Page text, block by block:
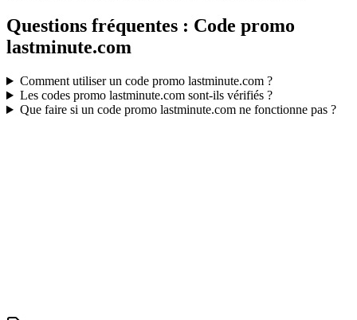
Questions fréquentes : Code promo
lastminute.com
Comment utiliser un code promo lastminute.com?
Les codes promo lastminute.comsont-ils vérifiés ?
Que faire si un code promo lastminute.comne fonctionne pas ?